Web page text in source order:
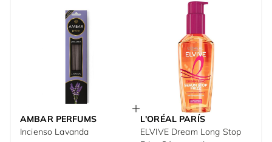
AMBAR PERFUMS
Incienso Lavanda
L'ORÉAL PARÍS
ELVIVE Dream Long Stop